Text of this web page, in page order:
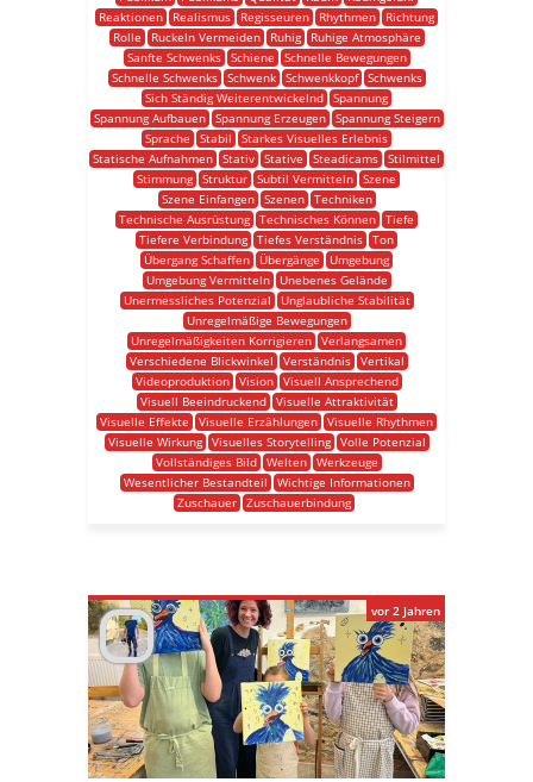
Reaktionen
Realismus Regisseuren Rhythmen
Richtung
Rolle
Ruckeln Vermeiden Ruhig
Ruhige Atmosphäre
Sanfte Schwenks
Schiene
Schnelle Bewegungen
Schnelle Schwenks
Schwenk Schwenkkopf
Schwenks
Sich Ständig Weiterentwickelnd Spannung
Spannung Aufbauen
Spannung Erzeugen
Spannung Steigern
Sprache
Stabil
Starkes Visuelles Erlebnis
Statische Aufnahmen Stativ Stative Steadicams Stilmittel
Stimmung Struktur Subtil Vermitteln Szene
Szene Einfangen
Szenen
Techniken
Technische Ausrüstung Technisches Können Tiefe
Tiefere Verbindung Tiefes Verständnis Ton
Übergang Schaffen
Übergänge
Umgebung
Umgebung Vermitteln
Unebenes Gelände
Unermessliches Potenzial
Unglaubliche Stabilität
Unregelmäßige Bewegungen
Unregelmäßigkeiten Korrigieren Verlangsamen
Verschiedene Blickwinkel
Verständnis
Vertikal
Videoproduktion
Vision
Visuell Ansprechend
Visuell Beeindruckend
Visuelle Attraktivität
Visuelle Effekte
Visuelle Erzählungen Visuelle Rhythmen
Visuelle Wirkung
Visuelles Storytelling
Volle Potenzial
Vollständiges Bild
Welten
Werkzeuge
Wesentlicher Bestandteil
Wichtige Informationen
Zuschauer
Zuschauerbindung
vor 2 Jahren